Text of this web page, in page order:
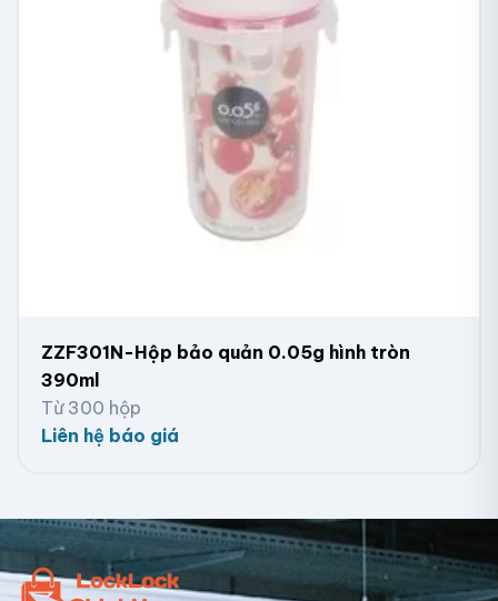
ZZF301N-Hộp bảo quản 0.05g hình tròn
390ml
Từ 300 hộp
Liên hệ báo giá